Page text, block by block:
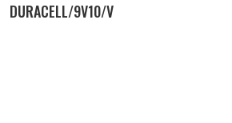
DURACELL/9V10/V